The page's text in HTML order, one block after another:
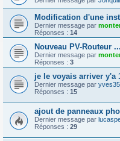
Modification d'une
Dernier message par
Réponses : 14
Nouveau PV-Routeur
Dernier message par
Réponses : 3
je le voyais arriver y'a
Dernier message par yves35
Réponses : 15
ajout de panneaux
Dernier message par
Réponses : 29